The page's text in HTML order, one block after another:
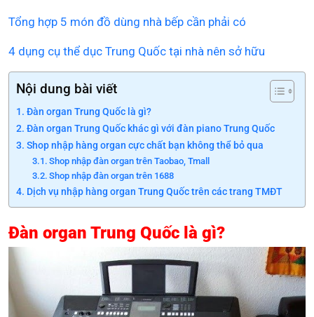
Tổng hợp 5 món đồ dùng nhà bếp cần phải có
4 dụng cụ thể dục Trung Quốc tại nhà nên sở hữu
Nội dung bài viết
Đàn organ Trung Quốc là gì?
Đàn organ Trung Quốc khác gì với đàn piano Trung Quốc
Shop nhập hàng organ cực chất bạn không thể bỏ qua
Shop nhập đàn organ trên Taobao, Tmall
Shop nhập đàn organ trên 1688
Dịch vụ nhập hàng organ Trung Quốc trên các trang TMĐT
Đàn organ Trung Quốc là gì?